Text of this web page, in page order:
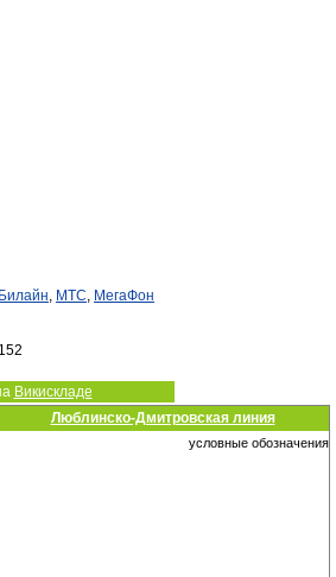
Билайн МТС МегаФон
152
Викискладе
Люблинско-Дмитровская линия
условные обозначения